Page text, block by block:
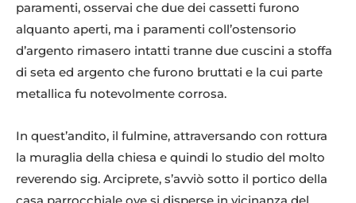
paramenti, osservai che due dei cassetti furono
alquanto aperti, ma i paramenti coll’ostensorio
d’argento rimasero intatti tranne due cuscini a stoffa
di seta ed argento che furono bruttati e la cui parte
metallica fu notevolmente corrosa.
In quest’andito, il fulmine, attraversando con rottura
la muraglia della chiesa e quindi lo studio del molto
reverendo sig. Arciprete, s’avviò sotto il portico della